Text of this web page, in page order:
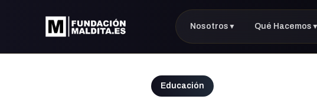
Nosotros ▼ Qué Hacemos ▼
Educación